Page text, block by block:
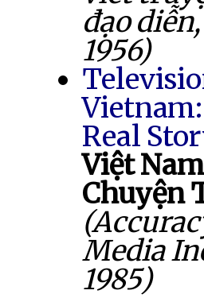
đạo diễn,
1956)
Real
Việt
Chuyện
Media
1985)